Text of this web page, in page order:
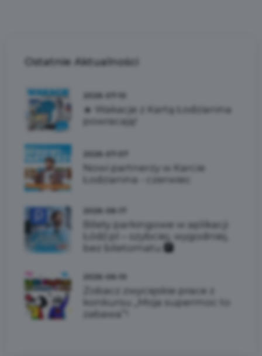
Ostatnie Aktualności
☀️ Wakacje z Kartą Łodzianina
powracają!
Nowi partnerzy w Karcie
Łodzianina - czerwiec
Bilety parkingowe w aplikacji
Łódź.pl – szybciej, wygodniej,
bez biletomatu 🅿️
Zobacz zwycięskie prace z
konkursu „Moja supermoc to
zabawa”!